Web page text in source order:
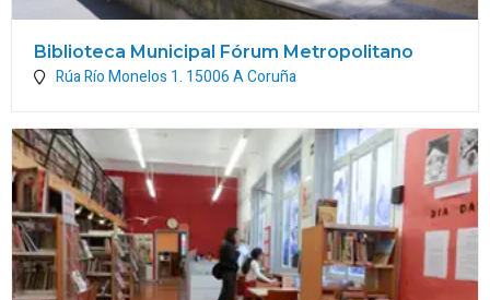
Biblioteca Municipal Fórum Metropolitano
Rúa Río Monelos 1. 15006A Coruña